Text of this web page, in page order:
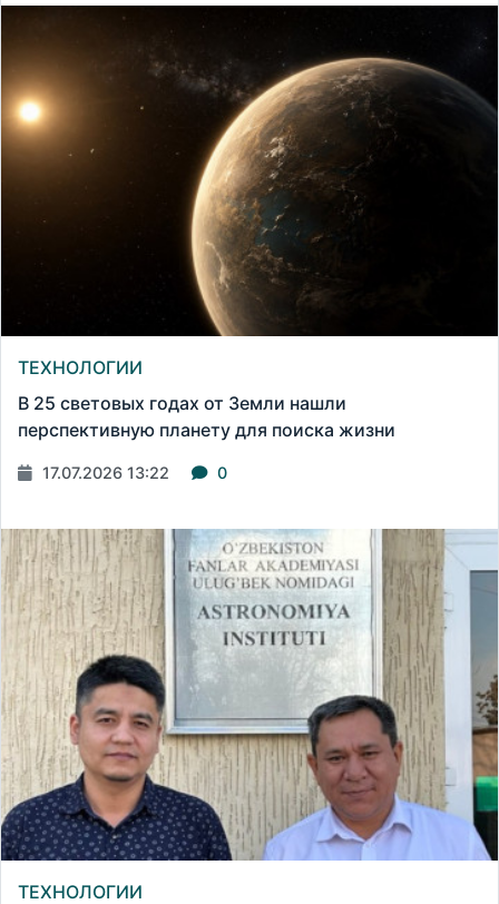
ТЕХНОЛОГИИ
В 25 световых годах от Земли нашли
перспективную планету для поиска жизни
17.07.2026 13:22 0
ТЕХНОЛОГИИ